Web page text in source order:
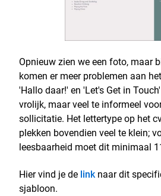
Opnieuw zien we een foto, maar
komen er meer problemen aan
'Hallo daar!' en 'Let's Get in
vrolijk, maar veel te informeel
sollicitatie. Het lettertype op het
plekken bovendien veel te klein;
leesbaarheid moet dit minimaal
Hier vind je de linknaar dit
sjabloon.